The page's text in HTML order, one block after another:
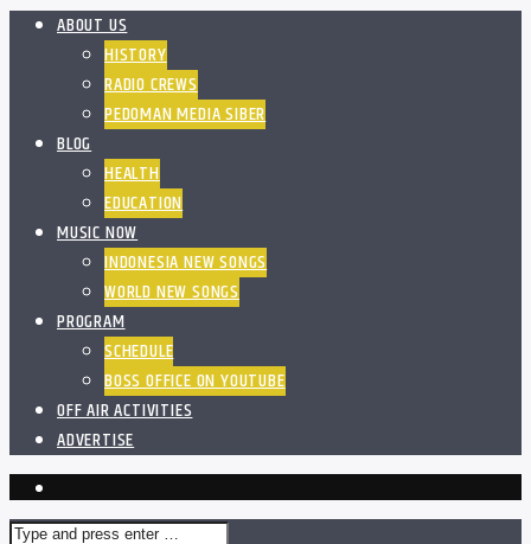
ABOUT US
HISTORY
RADIO CREWS
PEDOMAN MEDIA SIBER
BLOG
HEALTH
EDUCATION
MUSIC NOW
INDONESIA NEW SONGS
WORLD NEW SONGS
PROGRAM
SCHEDULE
BOSS OFFICE ON YOUTUBE
OFF AIR ACTIVITIES
ADVERTISE